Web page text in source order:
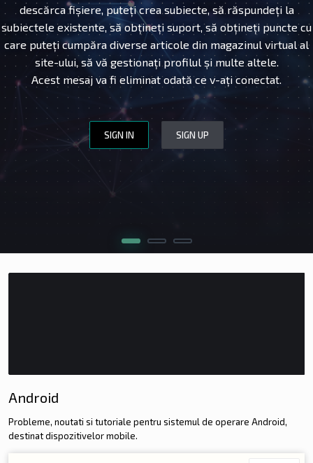
descărca fișiere, puteți crea subiecte, să răspundeți la
subiectele existente, să obțineți suport, să obțineți puncte cu
care puteți cumpăra diverse articole din magazinul virtual al
site-ului, să vă gestionați profilul și multe altele.
Acest mesaj va fi eliminat odată ce v-ați conectat.
SIGN IN SIGN UP
WEBSITE DESIGN
WEBSITE REVIEW
CERINȚE
APLICĂ
Android
Probleme, noutati si tutoriale pentru sistemul de operare Android,
destinat dispozitivelor mobile.